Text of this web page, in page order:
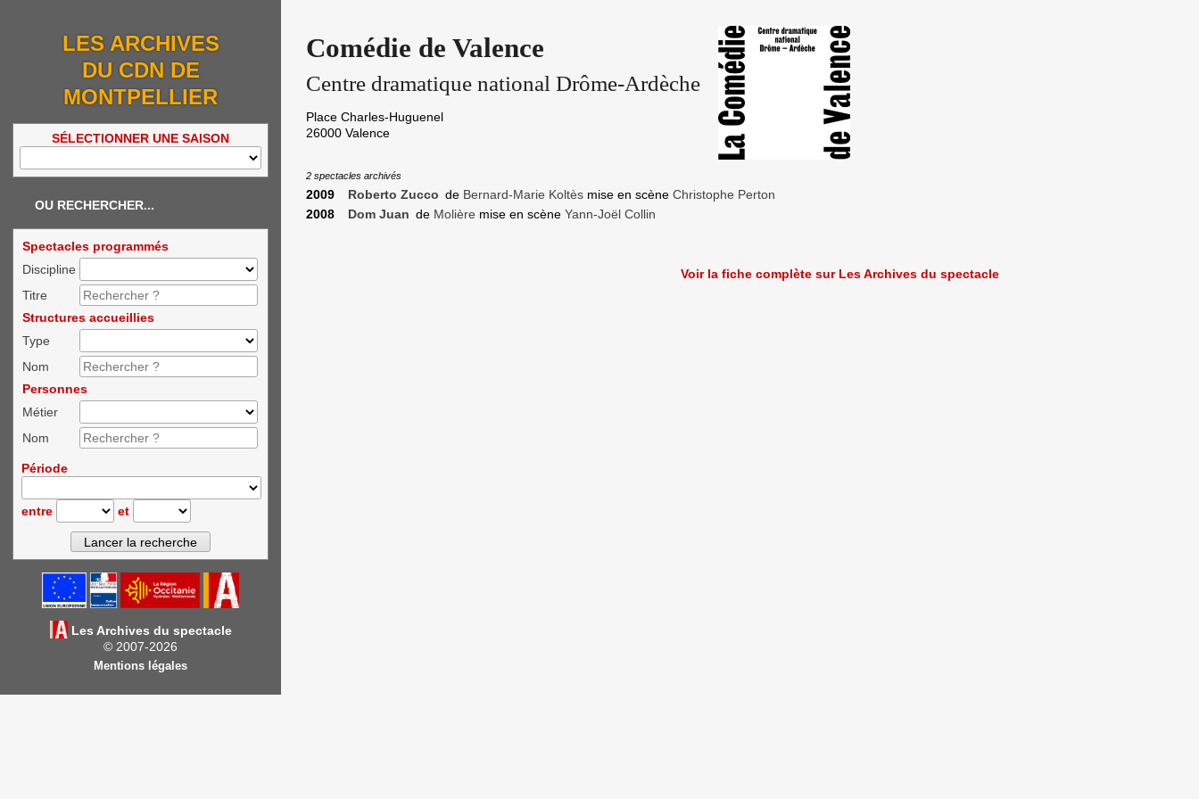
LES ARCHIVES
DU CDN DE
MONTPELLIER
SÉLECTIONNER UNE SAISON
OU RECHERCHER...
Spectacles programmés
Discipline
Titre
Structures accueillies
Type
Nom
Personnes
Métier
Nom
Période
entre et
Les Archives du spectacle
© 2007-2026
Mentions légales
Comédie de Valence
Centre dramatique national Drôme-Ardèche
Place Charles-Huguenel
26000 Valence
2 spectacles archivés
2009 Roberto Zucco de Bernard-Marie Koltès mise en scène Christophe Perton
2008
Dom Juan de Molière mise en scène Yann-Joël Collin
Voir la fiche complète sur Les Archives du spectacle